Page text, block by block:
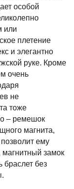
особой
или
плетение
и элегантно
руке. Кроме
очень
не
тоже
– ремешок
магнита,
ему
магнитный замок
браслет без